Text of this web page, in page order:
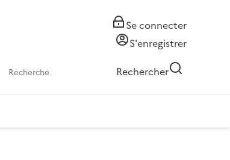
Se connecter
S'enregistrer
Rechercher